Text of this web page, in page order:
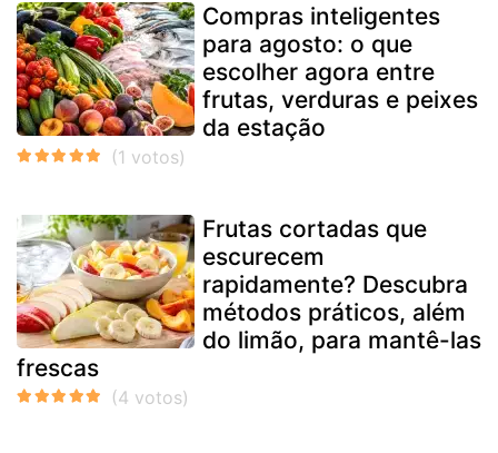
Compras inteligentes
para agosto: o que
escolher agora entre
frutas, verduras e peixes
da estação
Frutas cortadas que
escurecem
rapidamente? Descubra
métodos práticos, além
do limão, para mantê-las
frescas